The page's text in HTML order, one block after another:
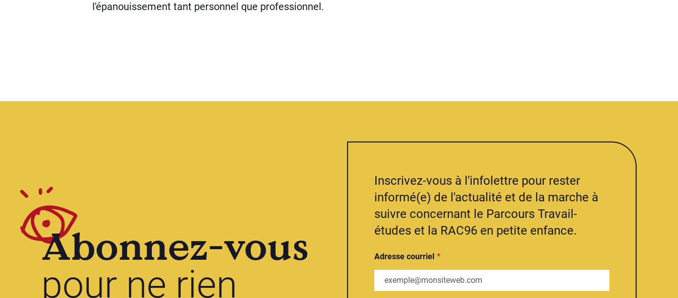
l'épanouissement tant personnel que professionnel.
Abonnez-vous
pour ne rien
Inscrivez-vous à l'infolettre pour rester
informé(e) de l'actualité et de la marche à
suivre concernant le Parcours Travail-
études et la RAC96 en petite enfance.
Adresse courriel